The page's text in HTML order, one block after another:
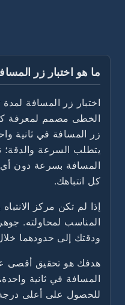
ما هو اختبار زر
اختبار زر المسافة
الخطى مصمم لمعرفة
زر المسافة في ثانية
يتطلب السرعة
المسافة بسرعة دون أي
كل انتباهك.
إذا لم تكن مركز
المناسب لمحاولته.
ودقتك إلى حدودهما
هدفك هو تحقيق أقصى
المسافة في ثانية
للحصول على أعلى